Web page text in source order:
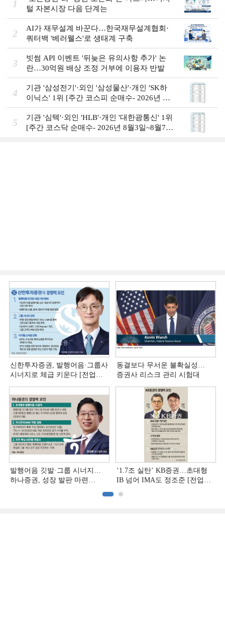
1
털 자본시장 다음 단계는
2
AI가 재무설계 바꾼다…한국재무설계협회·
쿼터백 '베러웰스'로 생태계 구축
3
빗썸 API 이벤트 '뒤늦은 유의사항 추가' 논
란…30억원 배상 조정 거부에 이용자 반발
4
기관 '삼성전기'·외인 '삼성물산'·개인 'SK하
이닉스' 1위 [주간 코스피 순매수- 2026년 8
월3일~8월7일]
5
기관 '심텍'·외인 'HLB'·개인 '대한광통신' 1위
[주간 코스닥 순매수- 2026년 8월3일~8월7
신한투자증권, 발행어음·그룹사
시너지로 체급 키운다 [전업계
동결보다 무서운 불확실성…
증권사 리스크 관리 시험대
발행어음 깃발·그룹 시너지…
하나증권, 성장 발판 마련
‘1.7조 실탄’ KB증권…초대형
IB 넘어 IMA도 정조준 [전업계